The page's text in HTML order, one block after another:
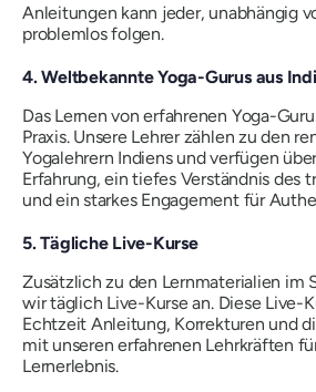
Anleitungen kann jeder, unabhängig
problemlos folgen.
4. Weltbekannte Yoga-Gurus aus
Das Lernen von erfahrenen Yoga-
Praxis. Unsere Lehrer zählen zu den
Yogalehrern Indiens und verfügen
Erfahrung, ein tiefes Verständnis des
und ein starkes Engagement für
5. Tägliche Live-Kurse
Zusätzlich zu den Lernmaterialien im
wir täglich Live-Kurse an. Diese Live-
Echtzeit Anleitung, Korrekturen und
mit unseren erfahrenen Lehrkräften
Lernerlebnis.